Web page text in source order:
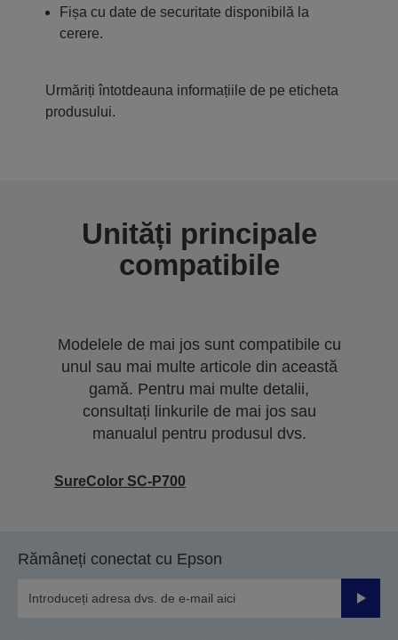
Fișa cu date de securitate disponibilă la
cerere.
Urmăriți întotdeauna informațiile de pe eticheta
produsului.
Unități principale
compatibile
Modelele de mai jos sunt compatibile cu
unul sau mai multe articole din această
gamă. Pentru mai multe detalii,
consultați linkurile de mai jos sau
manualul pentru produsul dvs.
SureColor SC-P700
Rămâneți conectat cu Epson